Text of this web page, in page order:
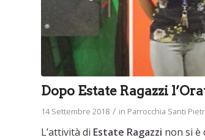
Dopo Estate Ragazzi
14 Settembre 2018 / in Parrocchia Santi
L’attività di Estate Ragazzi non si è